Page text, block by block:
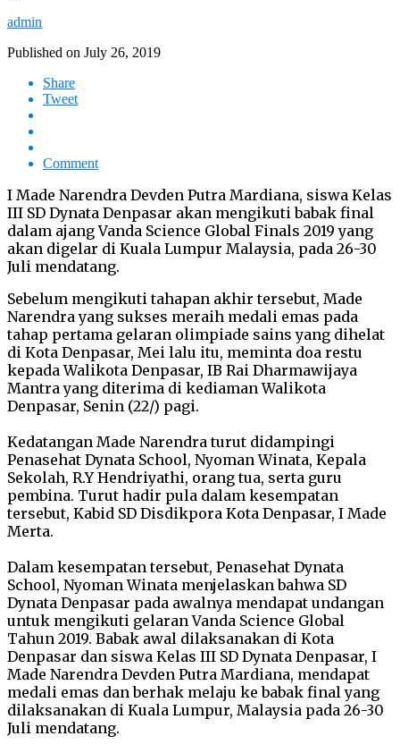
admin
Published on July 26, 2019
Share
Tweet
Comment
I Made Narendra Devden Putra Mardiana, siswa Kelas
III SD Dynata Denpasar akan mengikuti babak final
dalam ajang Vanda Science Global Finals 2019 yang
akan digelar di Kuala Lumpur Malaysia, pada 26-30
Juli mendatang.
Sebelum mengikuti tahapan akhir tersebut, Made
Narendra yang sukses meraih medali emas pada
tahap pertama gelaran olimpiade sains yang dihelat
di Kota Denpasar, Mei lalu itu, meminta doa restu
kepada Walikota Denpasar, IB Rai Dharmawijaya
Mantra yang diterima di kediaman Walikota
Denpasar, Senin (22/) pagi.
Kedatangan Made Narendra turut didampingi
Penasehat Dynata School, Nyoman Winata, Kepala
Sekolah, R.Y Hendriyathi, orang tua, serta guru
pembina. Turut hadir pula dalam kesempatan
tersebut, Kabid SD Disdikpora Kota Denpasar, I Made
Merta.
Dalam kesempatan tersebut, Penasehat Dynata
School, Nyoman Winata menjelaskan bahwa SD
Dynata Denpasar pada awalnya mendapat undangan
untuk mengikuti gelaran Vanda Science Global
Tahun 2019. Babak awal dilaksanakan di Kota
Denpasar dan siswa Kelas III SD Dynata Denpasar, I
Made Narendra Devden Putra Mardiana, mendapat
medali emas dan berhak melaju ke babak final yang
dilaksanakan di Kuala Lumpur, Malaysia pada 26-30
Juli mendatang.